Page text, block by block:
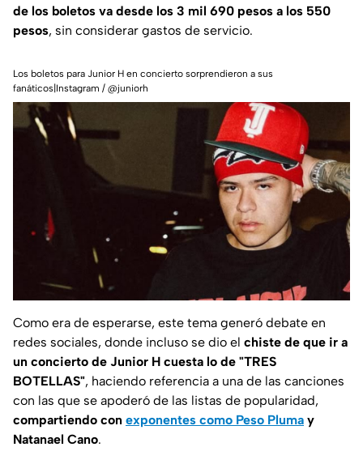
de los boletos va desde los 3 mil 690 pesos a los 550
pesos, sin considerar gastos de servicio.
Los boletos para Junior H en concierto sorprendieron a sus
fanáticos|Instagram / @juniorh
Como era de esperarse, este tema generó debate en
redes sociales, donde incluso se dio el chiste de que ir a
un concierto de Junior H cuesta lo de "TRES
BOTELLAS", haciendo referencia a una de las canciones
con las que se apoderó de las listas de popularidad,
compartiendo con exponentes como Peso Pluma y
Natanael Cano.